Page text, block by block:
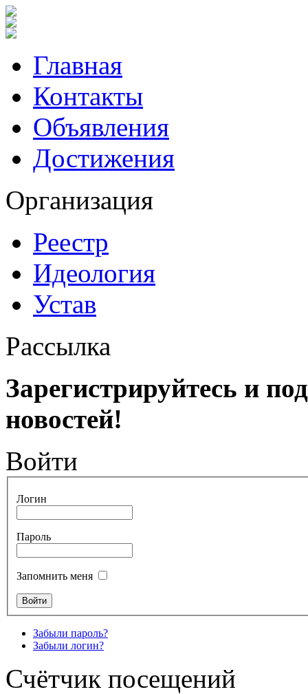
Главная
Контакты
Объявления
Достижения
Организация
Реестр
Идеология
Устав
Рассылка
Зарегистрируйтесь и
новостей!
Войти
Логин
Пароль
Запомнить меня
Забыли пароль?
Забыли логин?
Счётчик посещений